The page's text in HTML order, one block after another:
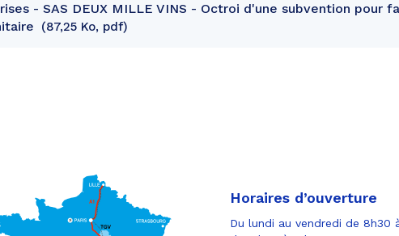
- SAS DEUX MILLE VINS - Octroi d'une subvention pour
87,25 Ko, pdf
Horaires d’ouverture
Du lundi au vendredi de 8h30